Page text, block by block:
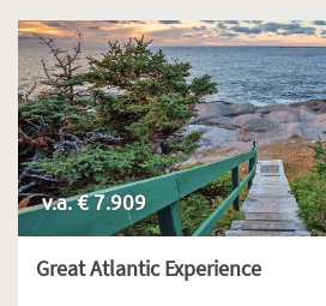
v.a. € 7.909
Great Atlantic Experience